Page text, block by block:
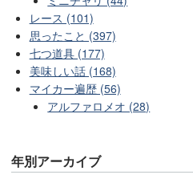
レース (101)
思ったこと (397)
七つ道具 (177)
美味しい話 (168)
マイカー遍歴 (56)
アルファロメオ (28)
年別アーカイブ